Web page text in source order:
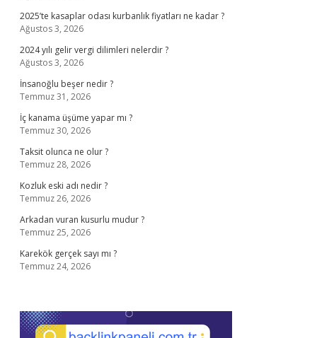
2025’te kasaplar odası kurbanlık fiyatları ne kadar ?
Ağustos 3, 2026
2024 yılı gelir vergi dilimleri nelerdir ?
Ağustos 3, 2026
İnsanoğlu beşer nedir ?
Temmuz 31, 2026
İç kanama üşüme yapar mı ?
Temmuz 30, 2026
Taksit olunca ne olur ?
Temmuz 28, 2026
Kozluk eski adı nedir ?
Temmuz 26, 2026
Arkadan vuran kusurlu mudur ?
Temmuz 25, 2026
Karekök gerçek sayı mı ?
Temmuz 24, 2026